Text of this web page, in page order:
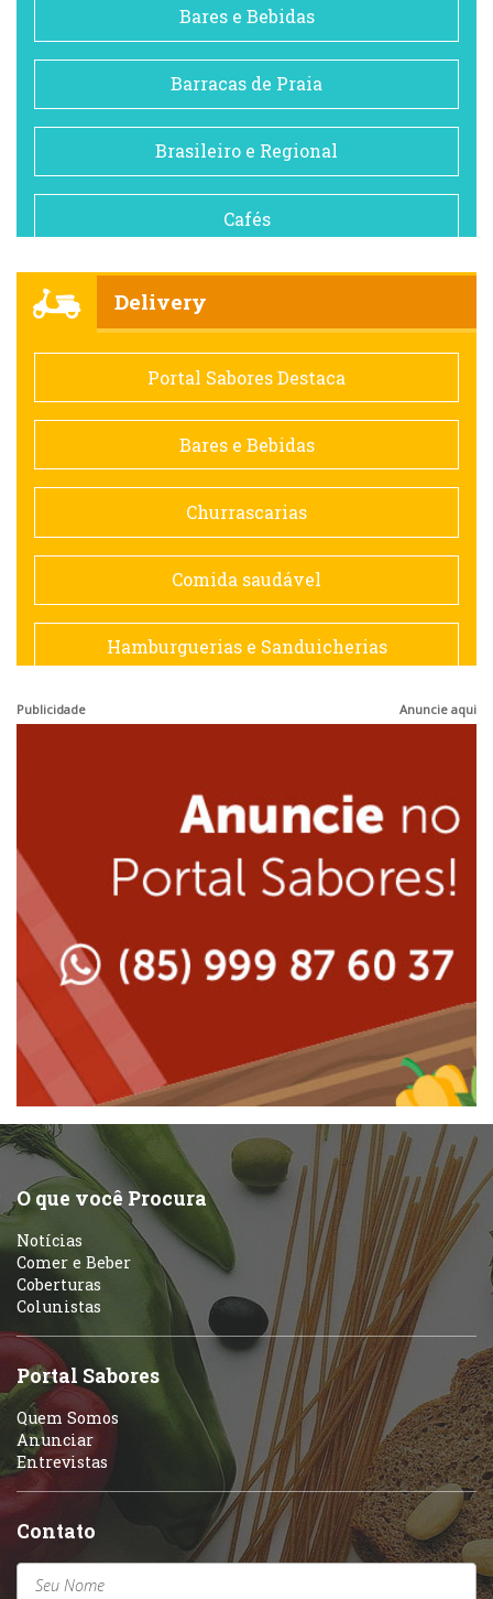
Bares e Bebidas
Barracas de Praia
Brasileiro e Regional
Cafés
Comida saudável
Contemporânea
Doceria
Espanhola
Francesa
Japonesa e Oriental
Lanchonetes
Massas
Peixes e Frutos do Mar
Pizzarias
Portuguesa
Self-service
Sobremesas e sorvetes
Delivery
Portal Sabores Destaca
Bares e Bebidas
Churrascarias
Comida saudável
Hamburguerias e Sanduicherias
Peixes e Frutos do Mar
Pizzarias
Portuguesa
Sobremesas e sorvetes
Variados
Publicidade Anuncie aqui
O que você Procura
Notícias
Comer e Beber
Coberturas
Colunistas
Portal Sabores
Quem Somos
Anunciar
Entrevistas
Contato